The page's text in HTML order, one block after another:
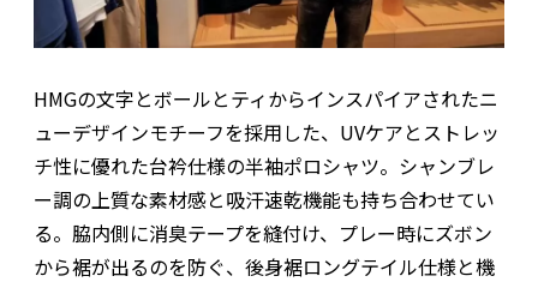
HMGの文字とボールとティからインスパイアされたニ
ューデザインモチーフを採用した、UVケアとストレッ
チ性に優れた台衿仕様の半袖ポロシャツ。シャンブレ
ー調の上質な素材感と吸汗速乾機能も持ち合わせてい
る。脇内側に消臭テープを縫付け、プレー時にズボン
から裾が出るのを防ぐ、後身裾ロングテイル仕様と機